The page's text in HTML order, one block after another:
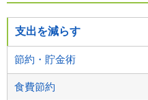
支出を減らす
節約・貯金術
食費節約